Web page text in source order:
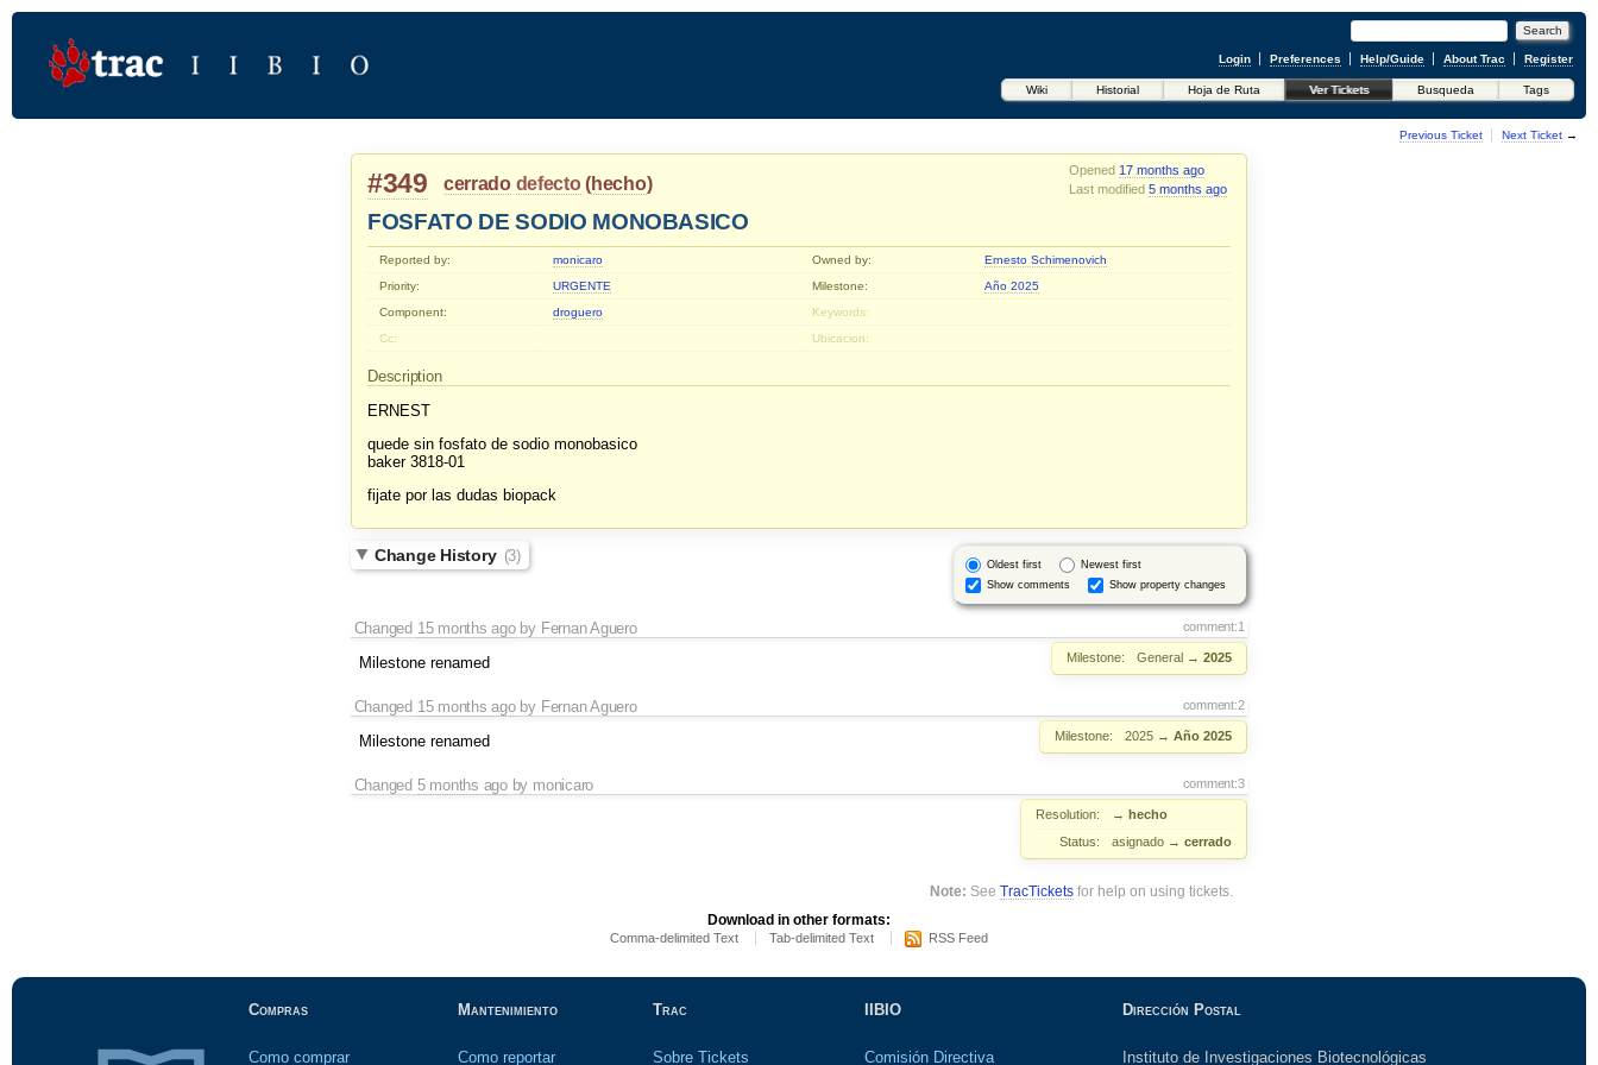
Login Preferences Help/Guide About Trac Register
Wiki Historial Hoja de Ruta Ver Tickets Busqueda Tags
Previous Ticket Next Ticket→
Opened 17 months ago
Last modified 5 months ago
#349 cerrado defecto (hecho)
FOSFATO DE SODIO MONOBASICO
Reported by: monicaro Owned by:
Ernesto Schimenovich
Priority:
URGENTE Milestone:
Año 2025
Component:
droguero
Keywords:
Cc:
Ubicacion:
Description
ERNEST
quede sin fosfato de sodio monobasico
baker 3818-01
fijate por las dudas biopack
Oldest first
Newest first
Show comments
Show property changes
Change History (3)
comment:1
Changed 15 months agoby Fernan Aguero
Milestone: General → 2025
Milestone renamed
comment:2
Changed 15 months agoby Fernan Aguero
Milestone: 2025 → Año 2025
Milestone renamed
comment:3
Changed 5 months agoby monicaro
Resolution: → hecho
Status:
asignado → cerrado
Note: SeeTracTickets for help on using tickets.
Download in other formats:
Comma-delimited Text Tab-delimited Text RSS Feed
Compras
Como comprar
Mantenimiento
Como reportar
Trac
Sobre Tickets
IIBIO
Comisión Directiva
Dirección Postal
Instituto de Investigaciones Biotecnológicas